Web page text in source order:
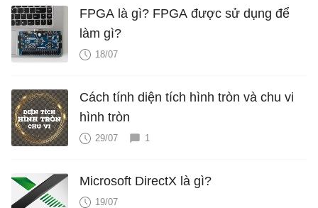
FPGA là gì? FPGA được sử dụng để
làm gì?
18/07
Cách tính diện tích hình tròn và chu vi
hình tròn
29/07 1
Microsoft DirectX là gì?
19/07